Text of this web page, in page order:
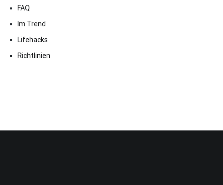
FAQ
Im Trend
Lifehacks
Richtlinien